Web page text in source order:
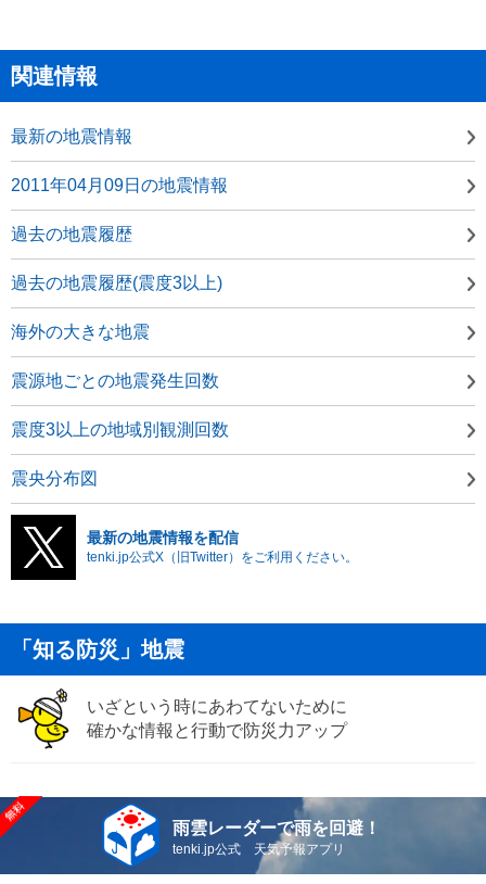
関連情報
最新の地震情報
2011年04月09日の地震情報
過去の地震履歴
過去の地震履歴(震度3以上)
海外の大きな地震
震源地ごとの地震発生回数
震度3以上の地域別観測回数
震央分布図
最新の地震情報を配信
tenki.jp公式X（旧Twitter）をご利用ください。
「知る防災」地震
いざという時にあわてないために
確かな情報と行動で防災力アップ
雨雲レーダーで雨を回避！
tenki.jp公式 天気予報アプリ